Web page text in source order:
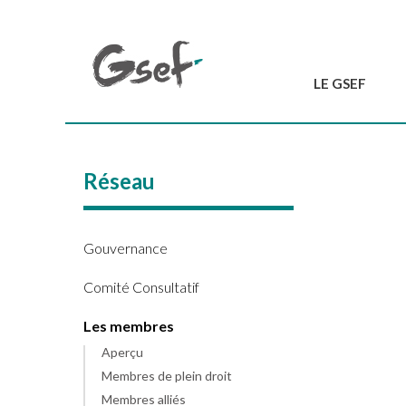
LE GSEF
Réseau
Gouvernance
Comité Consultatif
Les membres
Aperçu
Membres de plein droit
Membres alliés